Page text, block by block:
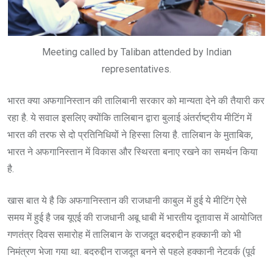
Meeting called by Taliban attended by Indian
representatives.
भारत क्या अफगानिस्तान की तालिबानी सरकार को मान्यता देने की तैयारी कर
रहा है. ये सवाल इसलिए क्योंकि तालिबान द्वारा बुलाई अंतर्राष्ट्रीय मीटिंग में
भारत की तरफ से दो प्रतिनिधियों ने हिस्सा लिया है. तालिबान के मुताबिक,
भारत ने अफगानिस्तान में विकास और स्थिरता बनाए रखने का समर्थन किया
है.
खास बात ये है कि अफगानिस्तान की राजधानी काबुल में हुई ये मीटिंग ऐसे
समय में हुई है जब यूएई की राजधानी अबू धाबी में भारतीय दूतावास में आयोजित
गणतंत्र दिवस समारोह में तालिबान के राजदूत बदरुद्दीन हक्कानी को भी
निमंत्रण भेजा गया था. बदरुद्दीन राजदूत बनने से पहले हक्कानी नेटवर्क (पूर्व